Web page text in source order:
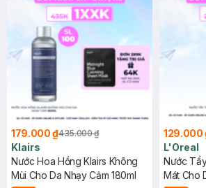
179.000 ₫435.000 ₫
Klairs
Nước Hoa Hồng Klairs Không
Mùi Cho Da Nhạy Cảm 180ml
129.000
L'Oreal
Nước
Mát Cho